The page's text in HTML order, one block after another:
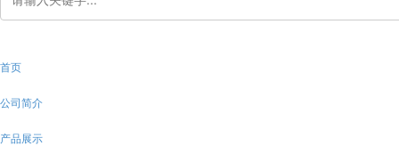
首页
公司简介
产品展示